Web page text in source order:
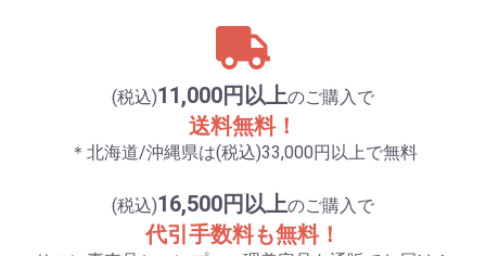
(税込)11,000円以上のご購入で
送料無料！
＊北海道/沖縄県は(税込)33,000円以上で無料
(税込)16,500円以上のご購入で
代引手数料も無料！